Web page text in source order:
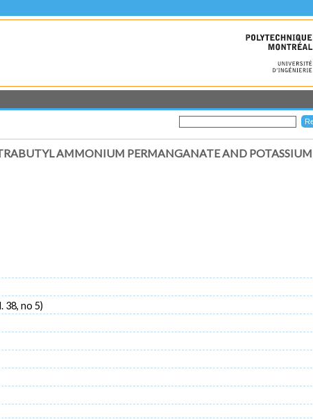
AMMONIUM PERMANGANATE AND POTASSIUM
38, no 5)